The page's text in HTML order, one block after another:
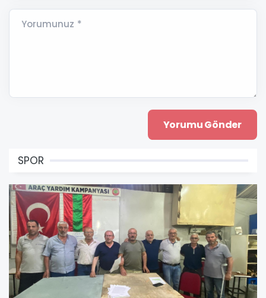
Yorumunuz *
SPOR